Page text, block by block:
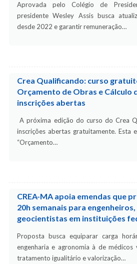
Aprovada pelo Colégio de
presidente Wesley Assis busca
desde 2022 e garantir remuneração…
Crea Qualificando: curso
Orçamento de Obras e Cálculo
inscrições abertas
A próxima edição do curso do Crea
inscrições abertas gratuitamente. Esta
“Orçamento…
CREA-MA apoia emendas que
20h semanais para
geocientistas em instituições
Proposta busca equiparar carga
engenharia e agronomia à de médicos
tratamento igualitário e valorização…